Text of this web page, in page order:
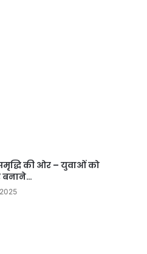
की ओर – युवाओं को
बनाने…